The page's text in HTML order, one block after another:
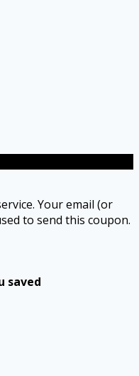
Your email (or
to send this coupon.
saved